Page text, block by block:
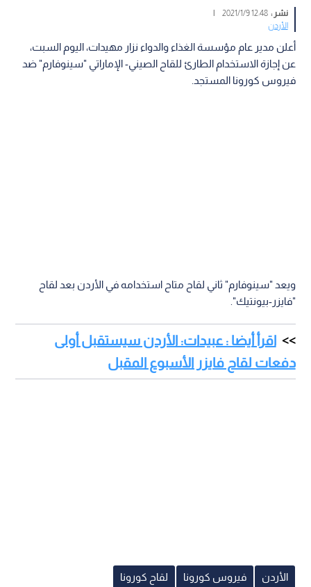
نشر :12:48 2021/1/9
|
الأردن
أعلن مدير عام مؤسسة الغذاء والدواء نزار مهيدات، اليوم السبت،
عن إجازة الاستخدام الطارئ للقاح الصيني- الإماراتي "سينوفارم" ضد
فيروس كورونا المستجد.
ويعد "سينوفارم" ثاني لقاح متاح استخدامه في الأردن بعد لقاح
"فايزر-بيونتيك".
اقرأ أيضا : عبيدات: الأردن سيستقبل أولى
دفعات لقاح فايزر الأسبوع المقبل
الأردن فيروس كورونا لقاح كورونا